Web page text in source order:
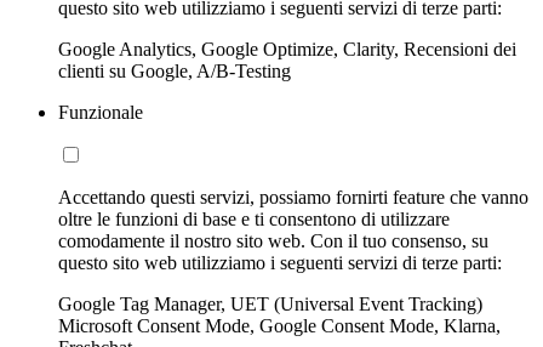
questo sito web utilizziamo i seguenti servizi di terze parti:
Google Analytics, Google Optimize, Clarity, Recensioni dei
clienti su Google, A/B-Testing
Funzionale
Accettando questi servizi, possiamo fornirti feature che vanno
oltre le funzioni di base e ti consentono di utilizzare
comodamente il nostro sito web. Con il tuo consenso, su
questo sito web utilizziamo i seguenti servizi di terze parti:
Google Tag Manager, UET (Universal Event Tracking)
Microsoft Consent Mode, Google Consent Mode, Klarna,